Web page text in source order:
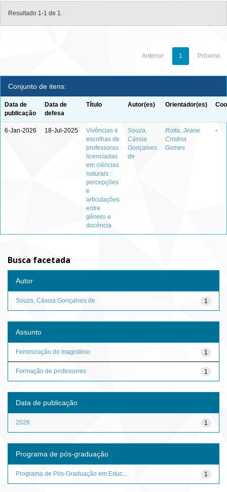
Resultado 1-1 de 1.
Anterior 1 Próximo
Conjunto de itens:
Data de
publicação
Data de
defesa
Título Autor(es) Orientador(es)
6-Jan-2026 18-Jul-2025
Vivências e
escolhas de
professoras
licenciadas
em ciências
naturais :
percepções
e
articulações
entre
gênero e
docência
Souza,
Cássia
Gonçalves
de
Rotta, Jeane
Cristina
Gomes
-
Busca facetada
Autor
1
Souza, Cássia Gonçalves de
Assunto
1
Feminização do magistério
1
Formação de professores
Data de publicação
1
2026
Programa de pós-graduação
1
Programa de Pós-Graduação em Educ...